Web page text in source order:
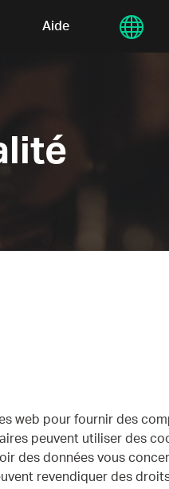
Aide sphere
繁體中文
web pour fournir des
peuvent utiliser des
des données vous
revendiquer des